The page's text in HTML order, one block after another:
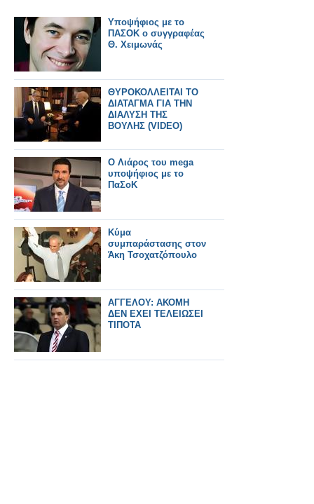
Υποψήφιος με το
ΠΑΣΟΚ ο συγγραφέας
Θ. Χειμωνάς
ΘΥΡΟΚΟΛΛΕΙΤΑΙ ΤΟ
ΔΙΑΤΑΓΜΑ ΓΙΑ ΤΗΝ
ΔΙΑΛΥΣΗ ΤΗΣ
ΒΟΥΛΗΣ (VIDEO)
Ο Λιάρος του mega
υποψήφιος με το
ΠαΣοΚ
Κύμα
συμπαράστασης στον
Άκη Τσοχατζόπουλο
ΑΓΓΕΛΟΥ: ΑΚΟΜΗ
ΔΕΝ ΕΧΕΙ ΤΕΛΕΙΩΣΕΙ
ΤΙΠΟΤΑ